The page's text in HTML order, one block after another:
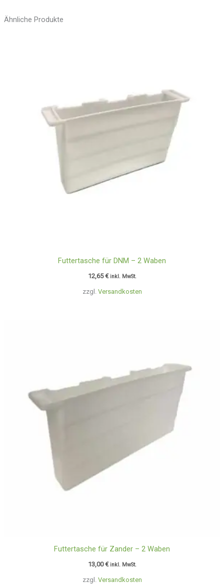
Ähnliche Produkte
zzgl. Versandkosten
Futtertasche für DNM – 2 Waben
12,65€ inkl. MwSt.
zzgl. Versandkosten
Futtertasche für Zander – 2 Waben
13,00€ inkl. MwSt.